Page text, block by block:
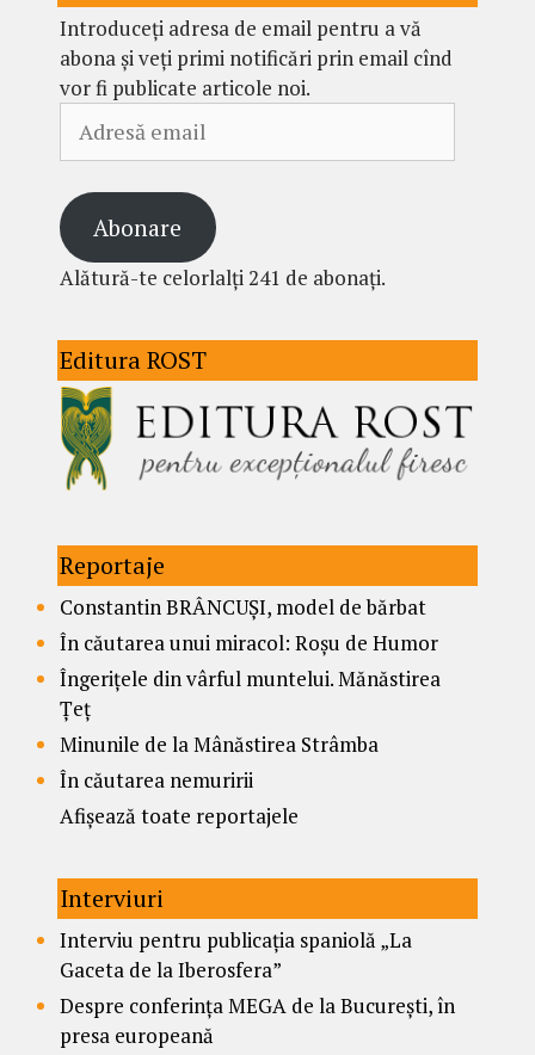
Introduceți adresa de email pentru a vă
abona și veți primi notificări prin email cînd
vor fi publicate articole noi.
email
Abonare
Alătură-te celorlalți 241 de abonați.
Editura ROST
Reportaje
Constantin BRÂNCUȘI, model de bărbat
În căutarea unui miracol: Roșu de Humor
Îngerițele din vârful muntelui. Mănăstirea
Țeț
Minunile de la Mânăstirea Strâmba
În căutarea nemuririi
Afișează toate reportajele
Interviuri
Interviu pentru publicația spaniolă „La
Gaceta de la Iberosfera”
Despre conferința MEGA de la București, în
presa europeană